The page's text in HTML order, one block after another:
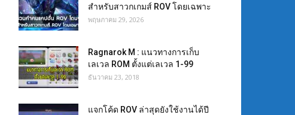
สำหรับสาวกเกมส์ ROV โดยเฉพาะ
พฤษภาคม 29, 2026
Ragnarok M : แนวทางการเก็บ
เลเวล ROM ตั้งแต่เลเวล 1-99
ธันวาคม 23, 2018
แจกโค้ด ROV ล่าสุดยังใช้งานได้ปี